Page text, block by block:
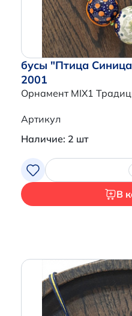
бусы "Птица
2001
Орнамент MIX1
Артикул
Наличие: 2 шт
В